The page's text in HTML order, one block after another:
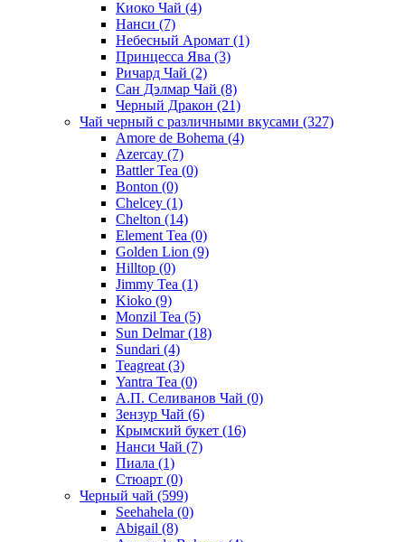
Киоко Чай (4)
Нанси (7)
Небесный Аромат (1)
Принцесса Ява (3)
Ричард Чай (2)
Сан Дэлмар Чай (8)
Черный Дракон (21)
Чай черный с различными вкусами (327)
Amore de Bohema (4)
Azercay (7)
Battler Tea (0)
Bonton (0)
Chelcey (1)
Chelton (14)
Element Tea (0)
Golden Lion (9)
Hilltop (0)
Jimmy Tea (1)
Kioko (9)
Monzil Tea (5)
Sun Delmar(18)
Sundari (4)
Teagreat (3)
Yantra Tea (0)
А.П. Селиванов Чай (0)
Зензур Чай (6)
Крымский букет (16)
Нанси Чай (7)
Пиала (1)
Стюарт (0)
Черный чай (599)
Seehahela (0)
Abigail (8)